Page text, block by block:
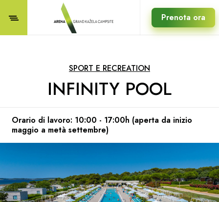
Prenota ora
SPORT E RECREATION
INFINITY POOL
Orario di lavoro: 10:00 - 17:00h (aperta da inizio
maggio a metà settembre)